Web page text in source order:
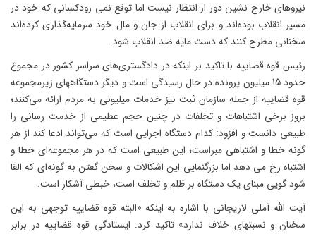
نیروهای خارج نشین دور از انتظار نیست اما توقع نمی ‌رودکسانی که خود در
مسیر انقلاب بوده‌اند و برای انقلاب از جان و مال خود سرمایه‌گذاری کرده‌اند
سخنانی مطرح کنند که دست مایه ضد انقلاب شود.
رئیس قوه قضاییه با تاکید بر اینکه در دادگستری‌های سراسر کشور در مجموع
حدود 15 میلیون پرونده در حال رسیدگی است و دیگر دستگاههای زیرمجموعه
قوه قضاییه از جمله سازمان ثبت نیز خدمات میلیونی به مردم ارائه می‌کنند؛
بروز برخی اشتباهات و تخلفات در چنین حجم عظیمی از خدمت رسانی را
طبیعی دانست و افزود: کدام دستگاه اجرایی است که می‌تواند ادعا کند از هر
گونه خطا و اشتباهی مبراست؛ این طبیعی است که در هر مجموعه‌ای خطا و
اشتباه رخ می دهد اما بزرگنمایی این اشکالات و سخن گفتن به گونه‌ای که القا
شود گویی مبنای یک دستگاه بر ظلم و تخلف است، خبطی آشکار است.
آیت الله آملی لاریجانی با اشاره به اینکه «البته قوه قضاییه توجهی به این
سخنان و نسبتهای خلاف ندارد» تاکید کرد: ایستادگی قوه قضاییه در برابر